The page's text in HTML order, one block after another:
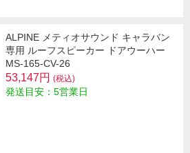
ALPINE メティオサウンド キャラバン
専用 ルーフスピーカー ドアウーハー
MS-165-CV-26
53,147円 (税込)
発送目安：5営業日